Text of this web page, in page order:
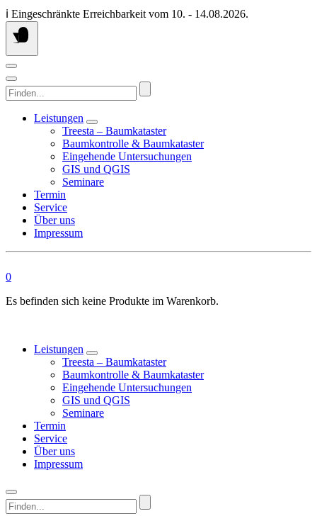
Springen
Sie
zum
ℹ️ Eingeschränkte Erreichbarkeit vom 10. - 14.08.2026.
Finden...
Leistungen
Treesta – Baumkataster
Baumkontrolle & Baumkataster
Eingehende Untersuchungen
GIS und QGIS
Seminare
Termin
Service
Über uns
Impressum
0
Es befinden sich keine Produkte im Warenkorb.
Leistungen
Treesta – Baumkataster
Baumkontrolle & Baumkataster
Eingehende Untersuchungen
GIS und QGIS
Seminare
Termin
Service
Über uns
Impressum
Finden...